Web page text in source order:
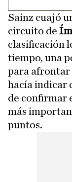
Sainz cuajó
circuito de
clasificación
tiempo, una
para afrontar
hacía indicar
de confirmar
más
puntos.